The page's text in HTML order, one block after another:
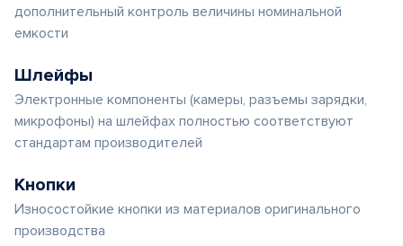
дополнительный контроль величины номинальной
емкости
Шлейфы
Электронные компоненты (камеры, разъемы зарядки,
микрофоны) на шлейфах полностью соответствуют
стандартам производителей
Кнопки
Износостойкие кнопки из материалов оригинального
производства